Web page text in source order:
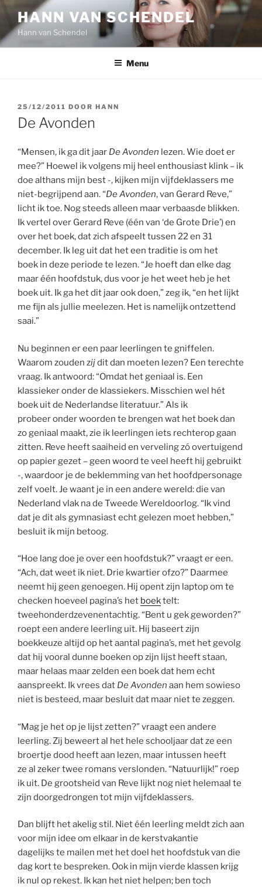
Ga
de
inhoud
HANN VAN SCHENDEL
Hann van Schendel
Menu
GEPLAATST
OP
25/12/2011 DOOR HANN
De Avonden
“Mensen, ik ga dit jaar De Avonden lezen. Wie doet er
mee?” Hoewel ik volgens mij heel enthousiast klink – ik
doe althans mijn best -, kijken mijn vijfdeklassers me
niet-begrijpend aan. “De Avonden, van Gerard Reve,”
licht ik toe. Nog steeds alleen maar verbaasde blikken.
Ik vertel over Gerard Reve (één van ‘de Grote Drie’) en
over het boek, dat zich afspeelt tussen 22 en 31
december. Ik leg uit dat het een traditie is om het
boek in deze periode te lezen. “Je hoeft dan elke dag
maar één hoofdstuk, dus voor je het weet heb je het
boek uit. Ik ga het dit jaar ook doen,” zeg ik, “en het lijkt
me fijn als jullie meelezen. Het is namelijk ontzettend
saai.”
Nu beginnen er een paar leerlingen te gniffelen.
Waarom zouden zijdit dan moeten lezen? Een terechte
vraag. Ik antwoord: “Omdat het geniaal is. Een
klassieker onder de klassiekers. Misschien wel hét
boek uit de Nederlandse literatuur.” Als ik
probeer onder woorden te brengen wat het boek dan
zo geniaal maakt, zie ik leerlingen iets rechterop gaan
zitten. Reve heeft saaiheid en verveling zó overtuigend
op papier gezet – geen woord te veel heeft hij gebruikt
-, waardoor je de beklemming van het hoofdpersonage
zelf voelt. Je waant je in een andere wereld: die van
Nederland vlak na de Tweede Wereldoorlog. “Ik vind
dat je dit als gymnasiast echt gelezen moet hebben,”
besluit ik mijn betoog.
“Hoe lang doe je over een hoofdstuk?” vraagt er een.
“Ach, dat weet ik niet. Drie kwartier ofzo?” Daarmee
neemt hij geen genoegen. Hij opent zijn laptop om te
checken hoeveel pagina’s het boektelt:
tweehonderdzevenentachtig. “Bent u gek geworden?”
roept een andere leerling uit. Hij baseert zijn
boekkeuze altijd op het aantal pagina’s, met het gevolg
dat hij vooral dunne boeken op zijn lijst heeft staan,
maar helaas maar zelden een boek dat hem echt
aanspreekt. Ik vrees dat De Avonden aan hem sowieso
niet is besteed, maar besluit dat maar niet te zeggen.
“Mag je het op je lijst zetten?” vraagt een andere
leerling. Zij beweert al het hele schooljaar dat ze een
broertje dood heeft aan lezen, maar intussen heeft
ze al zeker twee romans verslonden. “Natuurlijk!” roep
ik uit. De grootsheid van Reve lijkt nog niet helemaal te
zijn doorgedrongen tot mijn vijfdeklassers.
Dan blijft het akelig stil. Niet één leerling meldt zich aan
voor mijn idee om elkaar in de kerstvakantie
dagelijks te mailen met het doel het hoofdstuk van die
dag kort te bespreken. Ook in mijn vierde klassen krijg
ik nul op rekest. Ik kan het niet helpen; ben toch